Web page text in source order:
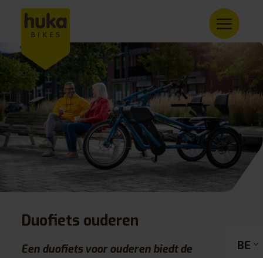
Duofiets ouderen
Een duofiets voor ouderen biedt de
BE